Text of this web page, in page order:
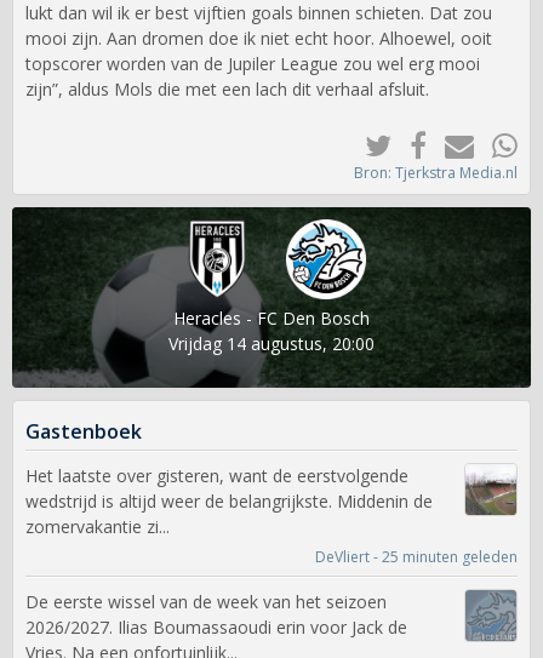
lukt dan wil ik er best vijftien goals binnen schieten. Dat zou
mooi zijn. Aan dromen doe ik niet echt hoor. Alhoewel, ooit
topscorer worden van de Jupiler League zou wel erg mooi
zijn”, aldus Mols die met een lach dit verhaal afsluit.
Bron: Tjerkstra Media.nl
Heracles - FC Den Bosch
Vrijdag 14 augustus, 20:00
Gastenboek
Het laatste over gisteren, want de eerstvolgende
wedstrijd is altijd weer de belangrijkste. Middenin de
zomervakantie zi...
DeVliert - 25 minuten geleden
De eerste wissel van de week van het seizoen
2026/2027. Ilias Boumassaoudi erin voor Jack de
Vries. Na een onfortuinlijk...